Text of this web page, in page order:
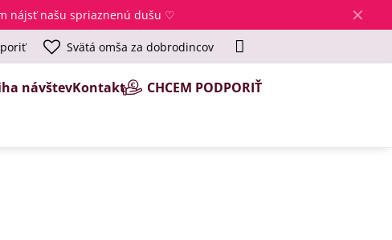
✕
nájsť našu spriaznenú dušu ♡
Svätá omša za dobrodincov
návštevKontakt CHCEM PODPORIŤ